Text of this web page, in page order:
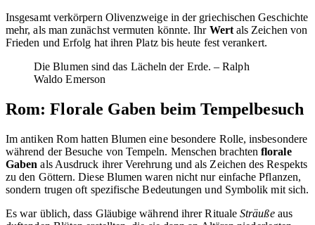
Insgesamt verkörpern Olivenzweige in der griechischen Geschichte
mehr, als man zunächst vermuten könnte. Ihr Wertals Zeichen von
Frieden und Erfolg hat ihren Platz bis heute fest verankert.
Die Blumen sind das Lächeln der Erde. – Ralph
Waldo Emerson
Rom: Florale Gaben beim Tempelbesuch
Im antiken Rom hatten Blumen eine besondere Rolle, insbesondere
während der Besuche von Tempeln. Menschen brachtenflorale
Gaben als Ausdruck ihrer Verehrung und als Zeichen des Respekts
zu den Göttern. Diese Blumen waren nicht nur einfache Pflanzen,
sondern trugen oft spezifische Bedeutungen und Symbolik mit sich.
Es war üblich, dass Gläubige während ihrer RitualeSträußeaus